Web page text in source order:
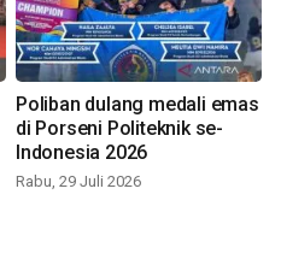
Poliban dulang medali emas
di Porseni Politeknik se-
Indonesia 2026
Rabu, 29 Juli 2026